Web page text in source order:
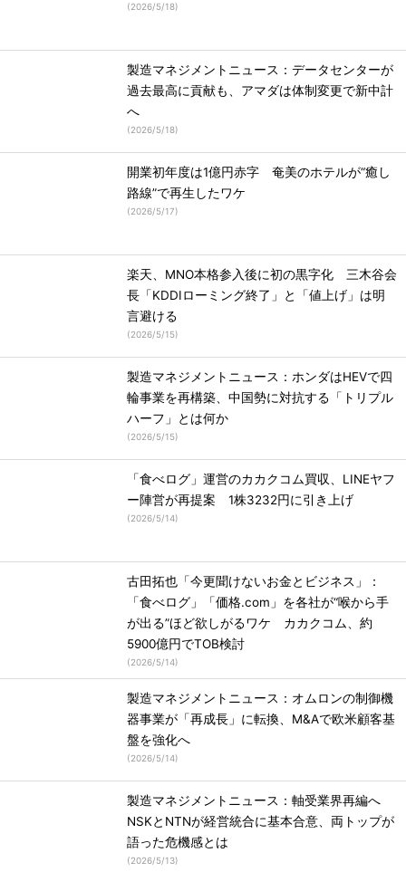
(2026/5/18)
製造マネジメントニュース：データセンターが
過去最高に貢献も、アマダは体制変更で新中計
へ
(2026/5/18)
開業初年度は1億円赤字 奄美のホテルが“癒し
路線”で再生したワケ
(2026/5/17)
楽天、MNO本格参入後に初の黒字化 三木谷会
長「KDDIローミング終了」と「値上げ」は明
言避ける
(2026/5/15)
製造マネジメントニュース：ホンダはHEVで四
輪事業を再構築、中国勢に対抗する「トリプル
ハーフ」とは何か
(2026/5/15)
「食べログ」運営のカカクコム買収、LINEヤフ
ー陣営が再提案 1株3232円に引き上げ
(2026/5/14)
古田拓也「今更聞けないお金とビジネス」：
「食べログ」「価格.com」を各社が“喉から手
が出る”ほど欲しがるワケ カカクコム、約
5900億円でTOB検討
(2026/5/14)
製造マネジメントニュース：オムロンの制御機
器事業が「再成長」に転換、M&Aで欧米顧客基
盤を強化へ
(2026/5/14)
製造マネジメントニュース：軸受業界再編へ
NSKとNTNが経営統合に基本合意、両トップが
語った危機感とは
(2026/5/13)